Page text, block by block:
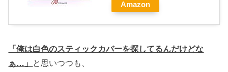
Amazon
「俺は白色のスティックカバーを探してるんだけどな
ぁ…」 と思いつつも、